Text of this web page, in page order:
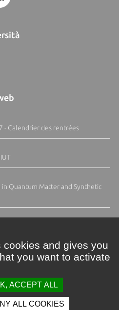
- Calendrier des rentrées
Quantum Matter and Synthetic
cookies and gives you
you want to activate
ACCEPT ALL
ALL COOKIES